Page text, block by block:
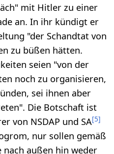
mit Hitler zu einer
an. In ihr kündigt er
"der Schandtat von
zu büßen hätten.
seien "von der
noch zu organisieren,
sei ihnen aber
Die Botschaft ist
von NSDAP und SA[5]
nur sollen gemäß
nach außen hin weder